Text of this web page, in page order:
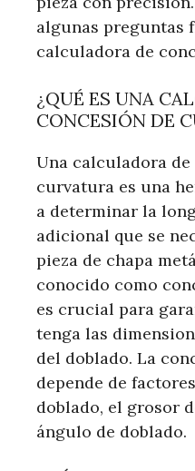
algunas preguntas
calculadora de
¿QUÉ ES UNA
CONCESIÓN DE
Una calculadora
curvatura es una
a determinar la
adicional que se
pieza de chapa
conocido como
es crucial para
tenga las
del doblado. La
depende de
doblado, el grosor
ángulo de doblado.